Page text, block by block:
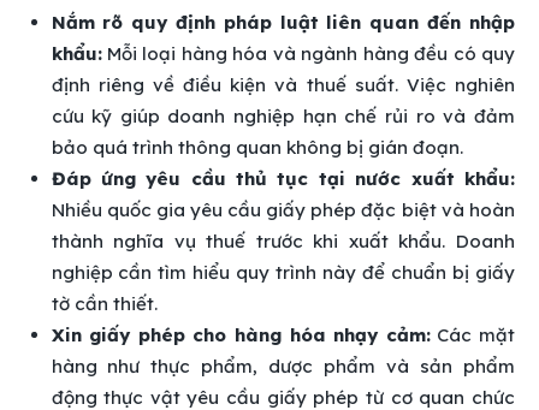
Nắm rõ quy định pháp luật liên quan đến nhập
khẩu:Mỗi loại hàng hóa và ngành hàng đều có quy
định riêng về điều kiện và thuế suất. Việc nghiên
cứu kỹ giúp doanh nghiệp hạn chế rủi ro và đảm
bảo quá trình thông quan không bị gián đoạn.
Đáp ứng yêu cầu thủ tục tại nước xuất khẩu:
Nhiều quốc gia yêu cầu giấy phép đặc biệt và hoàn
thành nghĩa vụ thuế trước khi xuất khẩu. Doanh
nghiệp cần tìm hiểu quy trình này để chuẩn bị giấy
tờ cần thiết.
Xin giấy phép cho hàng hóa nhạy cảm:Các mặt
hàng như thực phẩm, dược phẩm và sản phẩm
động thực vật yêu cầu giấy phép từ cơ quan chức